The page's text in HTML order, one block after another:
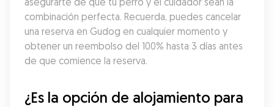
combinación perfecta. Recuerda, puedes cancelar
una reserva en Gudog en cualquier momento y
obtener un reembolso del 100% hasta 3 días antes
de que comience la reserva.
¿Es la opción de alojamiento para